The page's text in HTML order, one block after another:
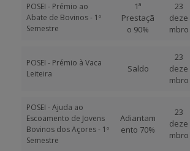
POSEI - Prémio ao
Abate de Bovinos - 1º
Semestre
1ª
Prestaçã
o 90%
23
deze
mbro
POSEI - Prémio à Vaca
Leiteira
Saldo
23
deze
mbro
POSEI - Ajuda ao
Escoamento de Jovens
Bovinos dos Açores - 1º
Semestre
Adiantam
ento 70%
23
deze
mbro